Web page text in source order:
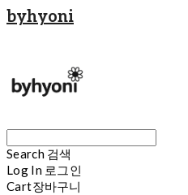
byhyoni
Search 검색
Log In 로그인
Cart장바구니